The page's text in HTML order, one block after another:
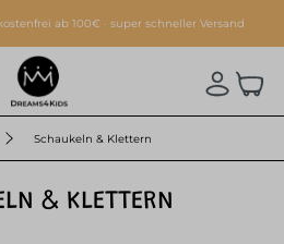
ab 100€ · super schneller Versand
Schaukeln & Klettern
& KLETTERN